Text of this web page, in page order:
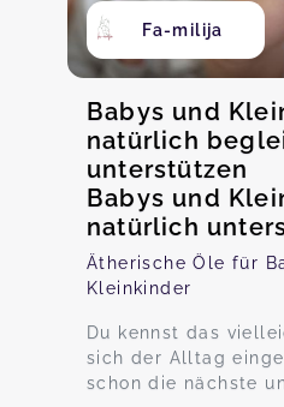
Fa-milija
Babys und
natürlich
unterstützen
Babys und
natürlich
Ätherische Öle für
Kleinkinder
Du kennst das
sich der Alltag
schon die nächste